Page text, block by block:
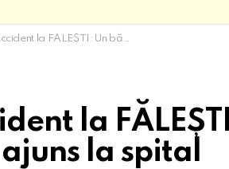
FĂLEȘTI: Un bărbat de 69 de ani a ajuns la spital
la
la spital